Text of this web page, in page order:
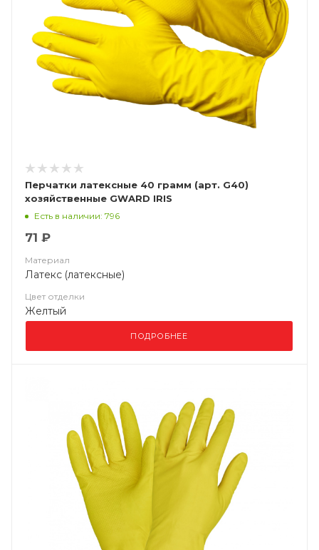
Перчатки латексные 40 грамм (арт. G40)
хозяйственные GWARD IRIS
Есть в наличии: 796
71 ₽
Материал
Латекс (латексные)
Цвет отделки
Желтый
ПОДРОБНЕЕ